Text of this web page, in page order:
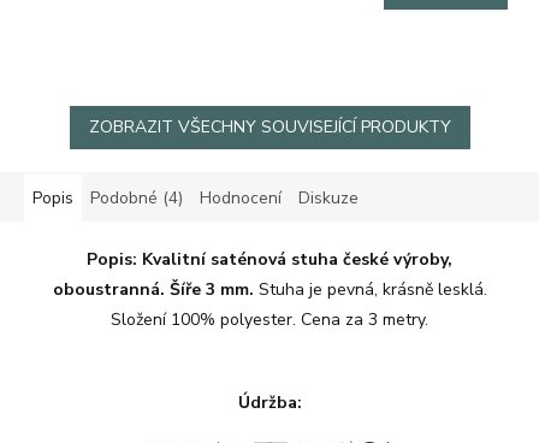
ZOBRAZIT VŠECHNY SOUVISEJÍCÍ PRODUKTY
Popis Podobné (4) Hodnocení Diskuze
Popis: Kvalitní saténová stuha české výroby,
oboustranná. Šíře 3 mm. Stuha je pevná, krásně lesklá.
Složení 100% polyester. Cena za 3 metry.
Údržba: